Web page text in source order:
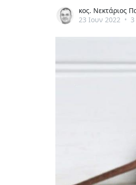
κος. Νεκτάριος
23 Ιουν 2022 •